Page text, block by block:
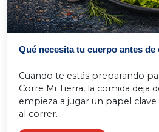
Qué necesita tu cuerpo antes de
Cuando te estás preparando
Corre Mi Tierra, la comida deja
empieza a jugar un papel
al correr.